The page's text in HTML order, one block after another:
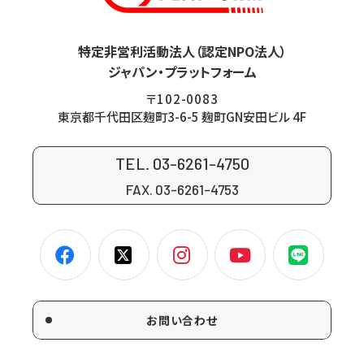
特定非営利活動法人（認定NPO法人）
ジャパン・プラットフォーム
〒102-0083
東京都千代田区麹町3-6-5 麹町GN安田ビル 4F
TEL. 03-6261-4750
FAX. 03-6261-4753
お問い合わせ